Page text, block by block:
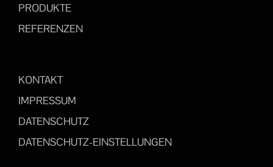
PRODUKTE
REFERENZEN
KONTAKT
IMPRESSUM
DATENSCHUTZ
DATENSCHUTZ-EINSTELLUNGEN